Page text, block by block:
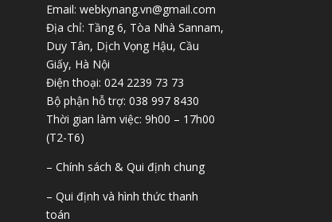
Email: webkynang.vn@gmail.com
Địa chỉ: Tầng 6, Tòa Nhà Sannam,
Duy Tân, Dịch Vọng Hậu, Cầu
Giấy, Hà Nội
Điện thoại: 024 2239 73 73
Bộ phận hỗ trợ: 038 997 8430
Thời gian làm việc: 9h00 – 17h00
(T2-T6)
– Chính sách & Qui định chung
– Qui định và hình thức thanh
toán